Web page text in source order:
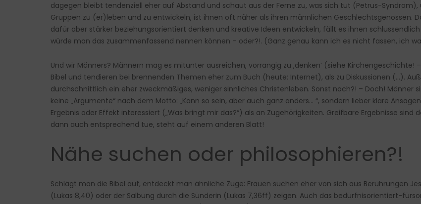
dagegen bleibt tendenziell eher auf Abstand und schaut aus der Ferne zu, was sich tut (Petrus-Syndrom),
Gruppen zu (er)leben und zu entwickeln, ist ihnen oft näher als ihren männlichen Geschlechtsgenossen.
dafür aber stärker beziehungsorientiert denken und kreative Ideen entwickeln, fällt es ihnen schlussendlich
würde man das zusammenfassend nennen können – oder?!. (Ganz genau kann ich es nicht fassen, ich
Und wir Männers? Männern mag es mitunter ausreichen, vorrangig zu ‚denken’ (siehe
Bibel und tendieren bei brennenden Themen eher zum Buch (heute: Internet), als zu Diskussionen (…).
durchschnittlich ein eher zweckmäßiges, weniger sinnliches Christenleben. Sonst noch?! – Doch! Männer
keine „Argumente“ nach dem Motto: „Kann so sein, aber auch ganz anders… “, sondern lieber klare
Ergebnis oder Effekt interessiert („Was bringt mir das?“) als an Zugehörigkeiten. Greifbare Ergebnisse sind
dann auch entsprechend tue, steht auf einem anderen Blatt!
Nähe suchen oder philosophieren?!
Schlägt man die Bibel auf, entdeckt man ähnliche Züge: Frauen suchen eher von sich aus Berührungen
(Lukas 8,40) oder der Salbung durch die Sünderin (Lukas 7,36ff) zeigen. Auch das bedürfnisorientiert-